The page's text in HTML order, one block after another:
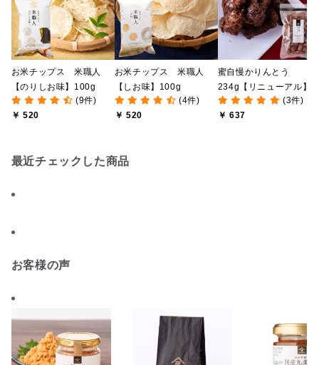
お米チップス 米職人
【のりしお味】100g
(9件)
￥ 520
お米チップス 米職人
【しお味】100g
(4件)
￥ 520
蜜自慢かりんとう
234g【リニューアル】
【沖縄県産黒糖使用】
(3件)
￥ 637
最近チェックした商品
お客様の声